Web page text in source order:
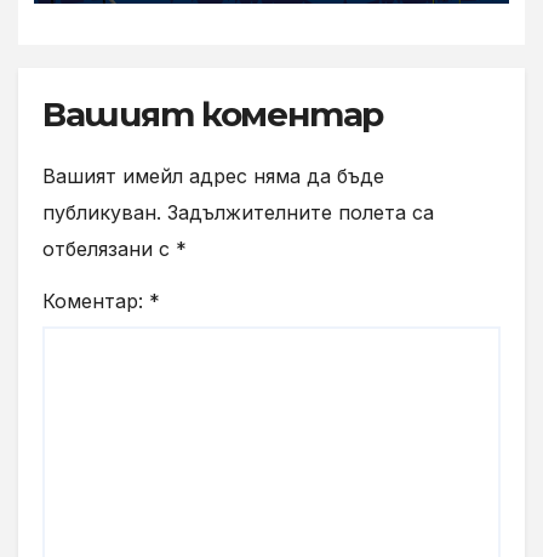
Вашият коментар
Вашият имейл адрес няма да бъде
публикуван. Задължителните полета са
отбелязани с *
Коментар: *